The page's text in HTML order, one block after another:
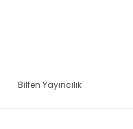
Bilfen Yayıncılık